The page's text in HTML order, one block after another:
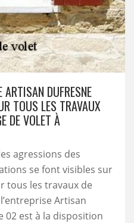
ARTISAN DUFRESNE
TOUS LES TRAVAUX
DE VOLET À
agressions des
se font visibles sur
tous les travaux de
Artisan
02 est à la disposition